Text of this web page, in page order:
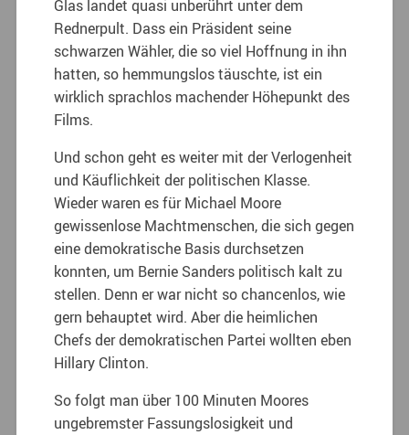
Glas landet quasi unberührt unter dem
Rednerpult. Dass ein Präsident seine
schwarzen Wähler, die so viel Hoffnung in ihn
hatten, so hemmungslos täuschte, ist ein
wirklich sprachlos machender Höhepunkt des
Films.
Und schon geht es weiter mit der Verlogenheit
und Käuflichkeit der politischen Klasse.
Wieder waren es für Michael Moore
gewissenlose Machtmenschen, die sich gegen
eine demokratische Basis durchsetzen
konnten, um Bernie Sanders politisch kalt zu
stellen. Denn er war nicht so chancenlos, wie
gern behauptet wird. Aber die heimlichen
Chefs der demokratischen Partei wollten eben
Hillary Clinton.
So folgt man über 100 Minuten Moores
ungebremster Fassungslosigkeit und